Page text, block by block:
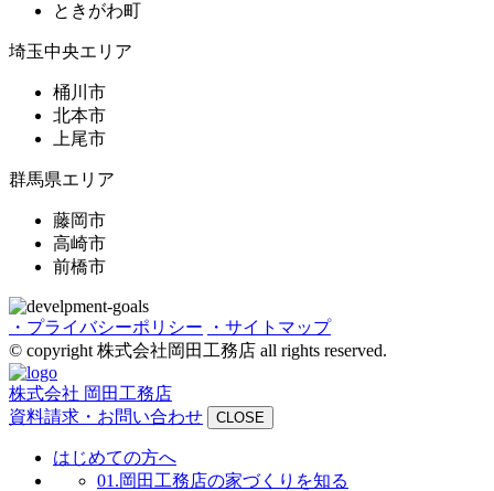
ときがわ町
埼玉中央エリア
桶川市
北本市
上尾市
群馬県エリア
藤岡市
高崎市
前橋市
・プライバシーポリシー
・サイトマップ
© copyright 株式会社岡田工務店 all rights reserved.
株式会社 岡田工務店
資料請求・お問い合わせ
CLOSE
はじめての方へ
01.岡田工務店の家づくりを知る